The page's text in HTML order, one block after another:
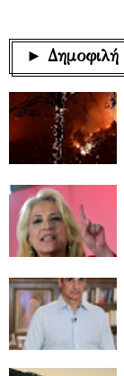
► Δημοφιλή